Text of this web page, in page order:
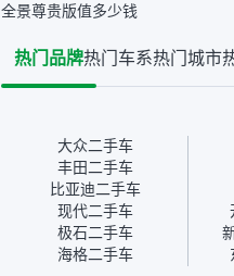
后，自己又在线上去做了一
台），同时也找了朋友帮忙
线下看车。结果跟你们的报
我第一天看车，第二天你们
就约我到店，我第三天去提
的车。去之前我提前跟交接
人员说好，到了之后要当着
我的面再做一次复检，你们
也安排了师傅，服务可以，
速度很快。体验下来自营车
全景尊贵版值多少钱
热门品牌热门车系热门城市
大众二手车
丰田二手车
比亚迪二手车
现代二手车
极石二手车
海格二手车